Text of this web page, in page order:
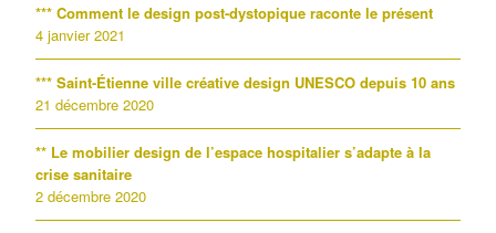
*** Comment le design post-dystopique raconte le présent
4 janvier 2021
*** Saint-Étienne ville créative design UNESCO depuis 10 ans
21 décembre 2020
** Le mobilier design de l’espace hospitalier s’adapte à la
crise sanitaire
2 décembre 2020